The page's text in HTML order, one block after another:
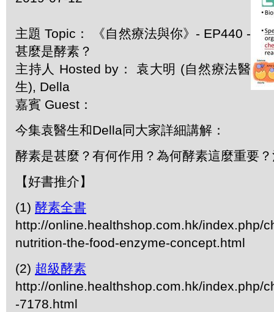
主題 Topic： 《自然療法與你》- EP440 -
甚麼是酵素？
主持人 Hosted by： 袁大明 (自然療法醫
生), Della
嘉賓 Guest：
今集袁醫生和Della同大家詳細講解：
酵素是甚麼？有何作用？為何酵素這麼重要
【好書推介】
(1) 酵素全書
http://online.healthshop.com.hk/index.php/
nutrition-the-food-enzyme-concept.html
(2) 超級酵素
http://online.healthshop.com.hk/index.php/
-7178.html